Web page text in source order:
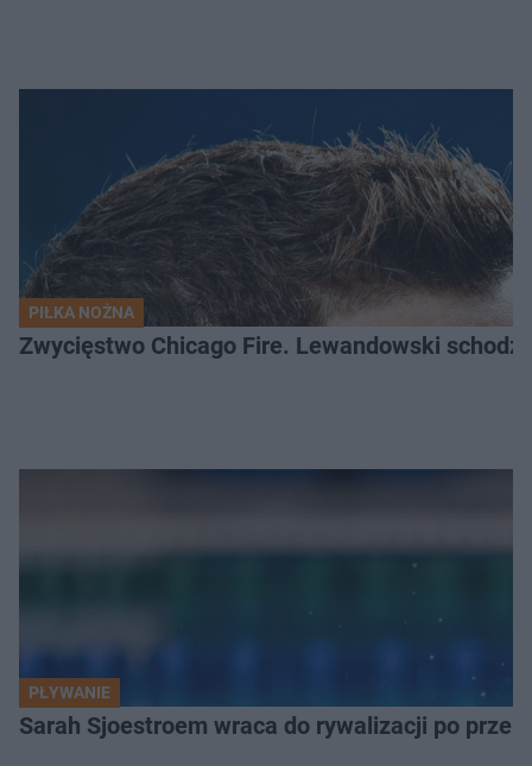
PIŁKA NOŻNA
Zwycięstwo Chicago Fire. Lewandowski
PŁYWANIE
Sarah Sjoestroem wraca do rywalizacji po